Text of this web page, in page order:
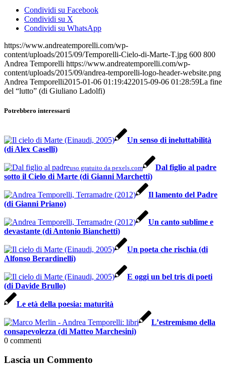
Condividi su Facebook
Condividi su X
Condividi su WhatsApp
https://www.andreatemporelli.com/wp-
content/uploads/2015/09/Temporelli-Cielo-di-Marte-T.jpg 600 800
Andrea Temporelli https://www.andreatemporelli.com/wp-
content/uploads/2015/09/andrea-temporelli-logo-header-website.png
Andrea Temporelli2015-01-06 01:19:422015-09-06 01:28:59La fine
del “lutto” (di Giuliano Ladolfi)
Potrebbero interessarti
Un senso di ineluttabilità
(di Alex Caselli)
uso gratuito da pexels.com
Dal figlio al padre
sotto il Cielo di Marte (di Gianni Marchetti)
Il lamento del Padre
(di Gianni Priano)
Un canto sublime e
devastante (di Antonio Bianchetti)
Un poeta che rischia (di
Alfonso Berardinelli)
E oggi un bel tris di poeti
(di Davide Brullo)
Le età della poesia: maturità
L’estremismo della
consapevolezza (di Matteo Marchesini)
0 commenti
Lascia un Commento